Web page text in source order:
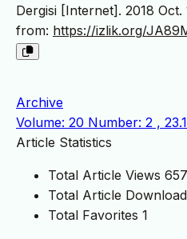
Dergisi [Internet]. 2018
from: https://izlik.org/
Archive
Volume: 20 Number: 2 ,
Article Statistics
Total Article Views 657
Total Article
Total Favorites 1